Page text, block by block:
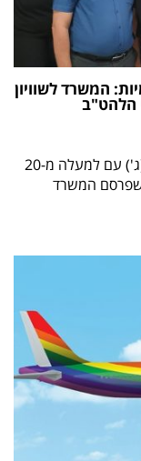
המשרד לשוויון
הלהט"ב
השרה לשוויון חברתי מירב כהן נפגשה היום (ג') עם למעלה מ-20
שפרסם המשרד